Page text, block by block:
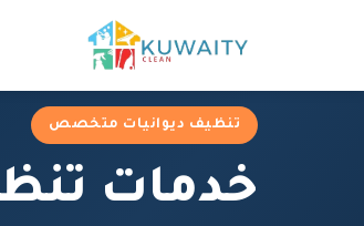
تنظيف ديوانيات متخصص
خدمات